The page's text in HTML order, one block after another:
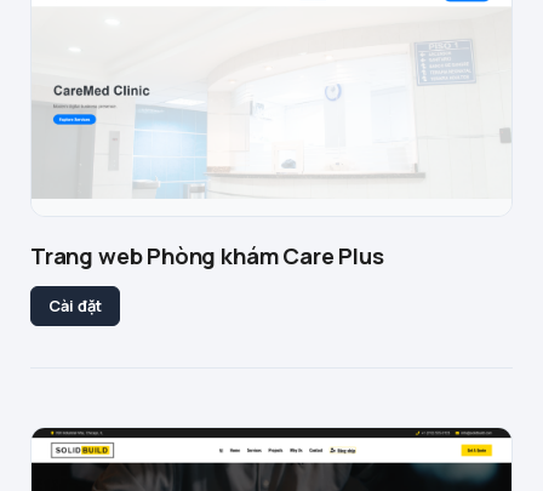
Trang web Phòng khám Care Plus
Cài đặt